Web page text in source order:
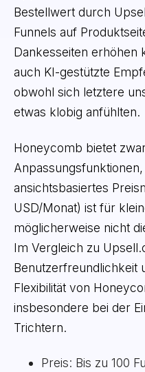
Bestellwert durch
Funnels auf
Dankesseiten erhöhen
auch KI-gestützte
obwohl sich letztere
etwas klobig anfühlten.
Honeycomb bietet
ansichtsbasiertes
USD/Monat) ist für
möglicherweise nicht
Im Vergleich zu
Benutzerfreundlichkeit
Flexibilität von
insbesondere bei der
Trichtern.
Preis: Bis zu 100